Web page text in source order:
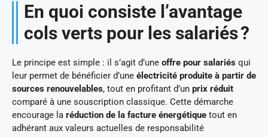
En quoi consiste l’avantage
cols verts pour les salariés ?
Le principe est simple : il s’agit d’une offre pour salariés qui
leur permet de bénéficier d’une électricité produite à partir de
sources renouvelables, tout en profitant d’un prix réduit
comparé à une souscription classique. Cette démarche
encourage la réduction de la facture énergétique tout en
adhérant aux valeurs actuelles de responsabilité